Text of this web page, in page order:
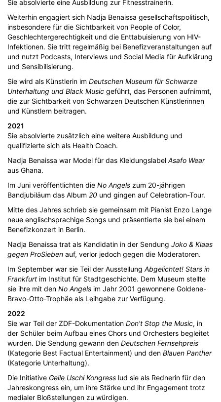
Sie absolvierte eine Ausbildung zur Fitnesstrainerin.
Weiterhin engagiert sich Nadja Benaissa gesellschaftspolitisch,
insbesondere für die Sichtbarkeit von People of Color,
Geschlechtergerechtigkeit und die Enttabuisierung von HIV-
Infektionen. Sie tritt regelmäßig bei Benefizveranstaltungen auf
und nutzt Podcasts, Interviews und Social Media für Aufklärung
und Sensibilisierung.
Sie wird als Künstlerin im Deutschen Museum für Schwarze
Unterhaltung und Black Music geführt, das Personen aufnimmt,
die zur Sichtbarkeit von Schwarzen Deutschen Künstlerinnen
und Künstlern beitragen.
2021
Sie absolvierte zusätzlich eine weitere Ausbildung und
qualifizierte sich als Health Coach.
Nadja Benaissa war Model für das Kleidungslabel Asafo Wear
aus Ghana.
Im Juni veröffentlichten die No Angels zum 20-jährigen
Bandjubiläum das Album 20 und gingen auf Celebration-Tour.
Mitte des Jahres schrieb sie gemeinsam mit Pianist Enzo Lange
neue englischsprachige Songs und präsentierte sie bei einem
Benefizkonzert in Berlin.
Nadja Benaissa trat als Kandidatin in der Sendung Joko & Klaas
gegen ProSieben auf, verlor jedoch gegen die Moderatoren.
Im September war sie Teil der Ausstellung Abgelichtet! Stars in
Frankfurt im Institut für Stadtgeschichte. Dem Museum stellte
sie ihre mit den No Angels im Jahr 2001 gewonnene Goldene-
Bravo-Otto-Trophäe als Leihgabe zur Verfügung.
2022
Sie war Teil der ZDF-Dokumentation Don’t Stop the Music, in
der Schüler beim Aufbau eines Chors und Orchesters begleitet
wurden. Die Sendung gewann den Deutschen Fernsehpreis
(Kategorie Best Factual Entertainment) und den Blauen Panther
(Kategorie Unterhaltung).
Die Initiative Geile Uschi Kongress lud sie als Rednerin für den
Jahreskongress ein, um ihre Stärke und ihr Engagement trotz
medialer Bloßstellungen zu würdigen.